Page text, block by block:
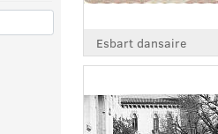
Esbart dansaire